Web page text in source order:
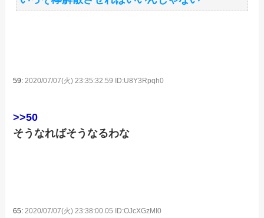
59: 2020/07/07(火) 23:35:32.59 ID:U8Y3Rpqh0
>>50
そうなればそうなるわな
65:2020/07/07(火) 23:38:00.05 ID:OJcXGzMI0